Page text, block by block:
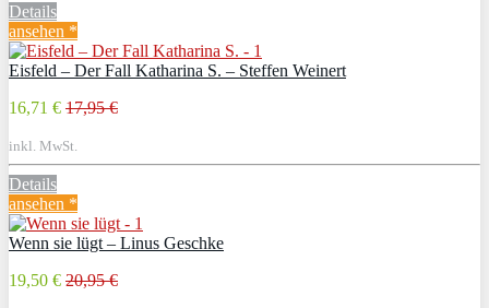
Details
ansehen *
Eisfeld – Der Fall Katharina S. – Steffen Weinert
16,71 € 17,95 €
inkl. MwSt.
Details
ansehen *
Wenn sie lügt – Linus Geschke
19,50 € 20,95 €